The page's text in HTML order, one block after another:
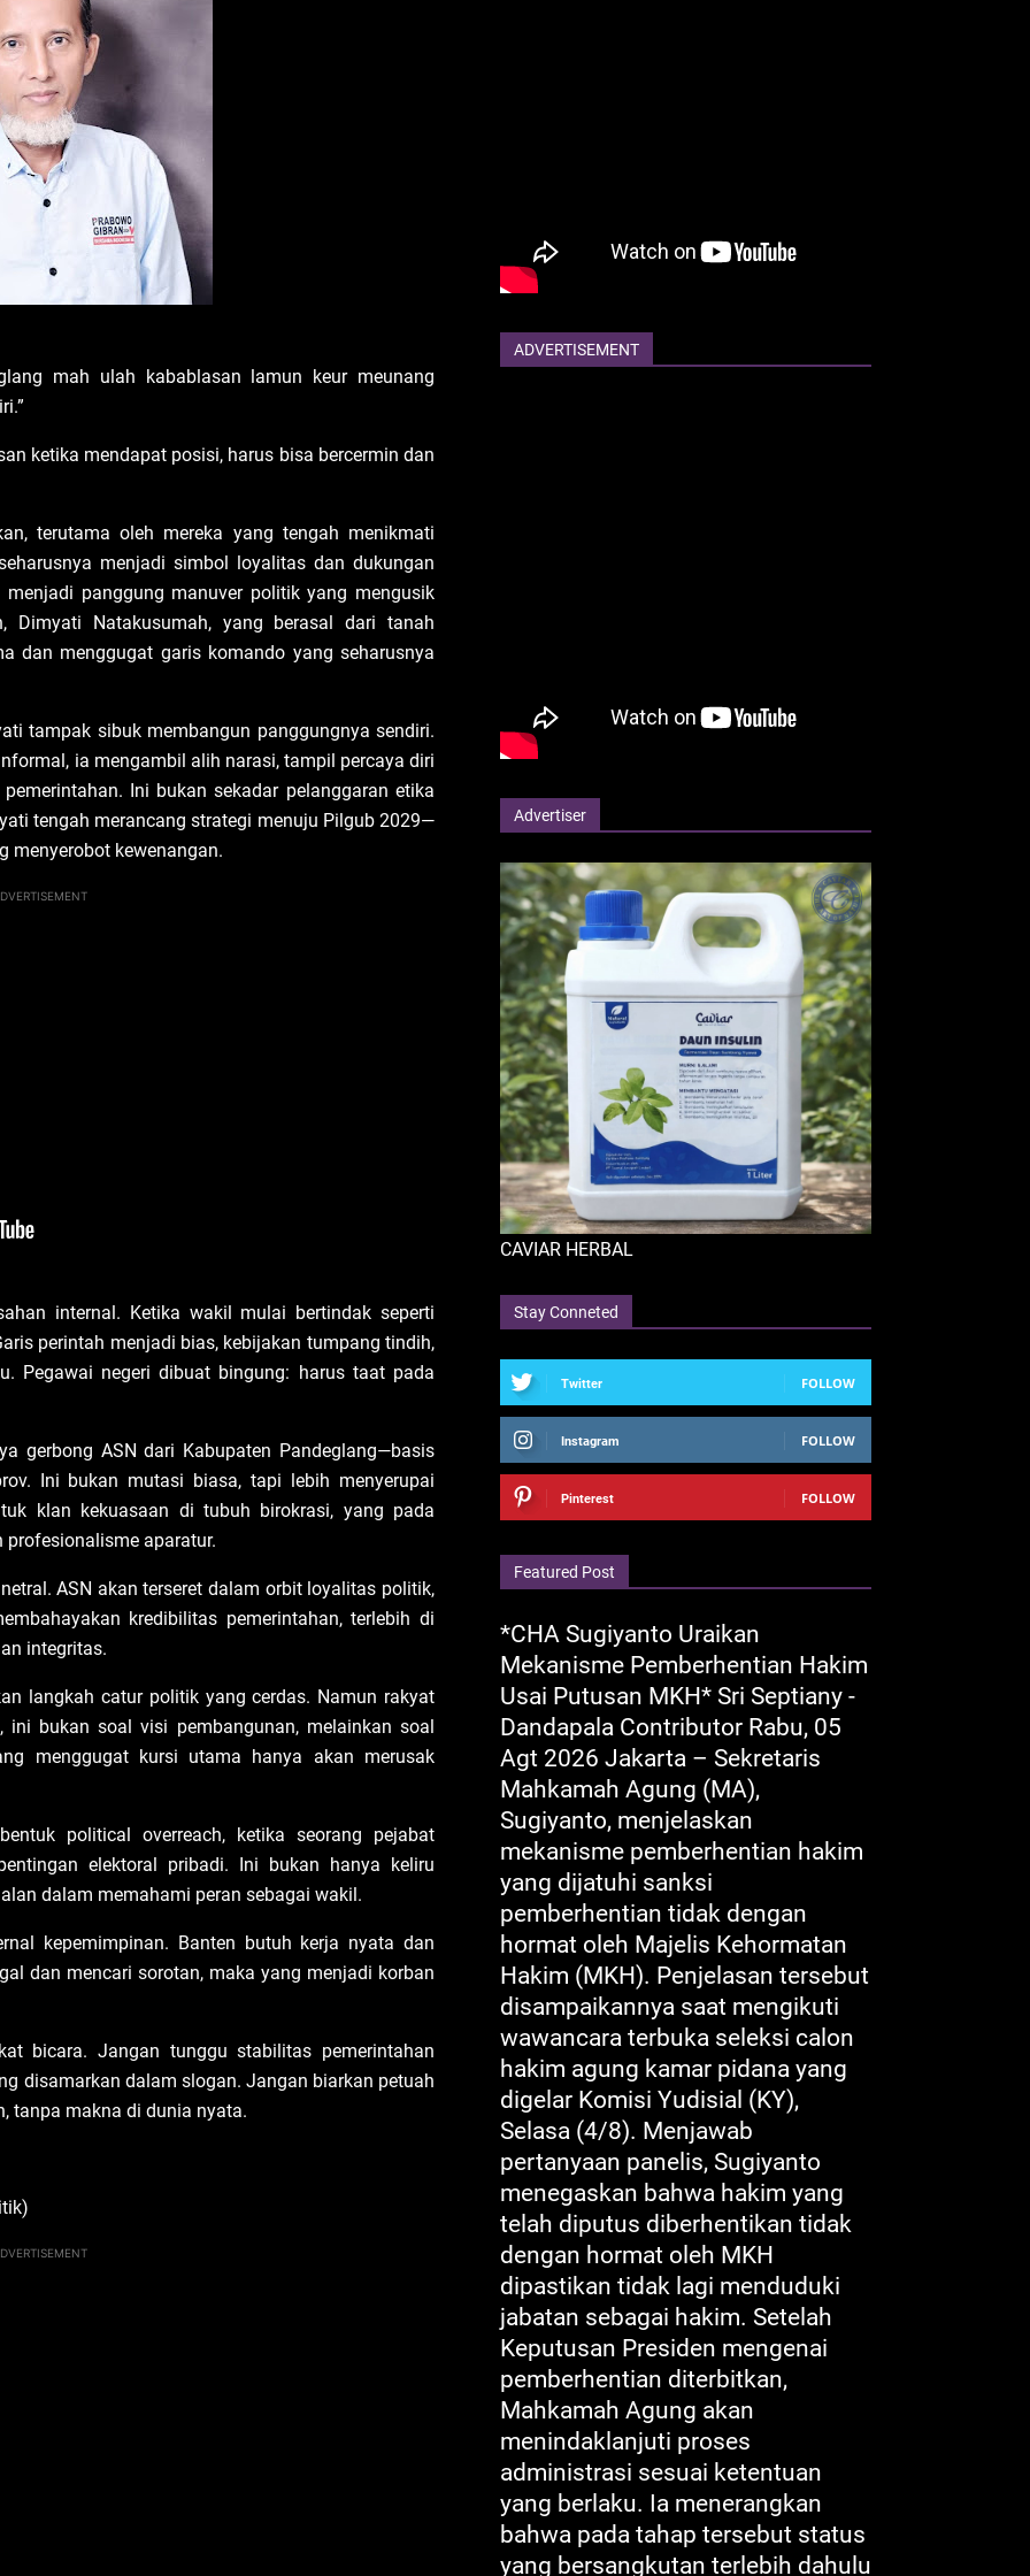
mah ulah kabablasan lamun keur meunang
ketika mendapat posisi, harus bisa bercermin dan
terutama oleh mereka yang tengah menikmati
menjadi simbol loyalitas dan dukungan
panggung manuver politik yang mengusik
Dimyati Natakusumah, yang berasal dari tanah
dan menggugat garis komando yang seharusnya
tampak sibuk membangun panggungnya sendiri.
ia mengambil alih narasi, tampil percaya diri
Ini bukan sekadar pelanggaran etika
tengah merancang strategi menuju Pilgub 2029—
menyerobot kewenangan.
internal. Ketika wakil mulai bertindak seperti
perintah menjadi bias, kebijakan tumpang tindih,
Pegawai negeri dibuat bingung: harus taat pada
gerbong ASN dari Kabupaten Pandeglang—basis
Ini bukan mutasi biasa, tapi lebih menyerupai
klan kekuasaan di tubuh birokrasi, yang pada
aparatur.
ASN akan terseret dalam orbit loyalitas politik,
kredibilitas pemerintahan, terlebih di
integritas.
langkah catur politik yang cerdas. Namun rakyat
bukan soal visi pembangunan, melainkan soal
menggugat kursi utama hanya akan merusak
political overreach, ketika seorang pejabat
elektoral pribadi. Ini bukan hanya keliru
dalam memahami peran sebagai wakil.
kepemimpinan. Banten butuh kerja nyata dan
dan mencari sorotan, maka yang menjadi korban
bicara. Jangan tunggu stabilitas pemerintahan
disamarkan dalam slogan. Jangan biarkan petuah
tanpa makna di dunia nyata.
ADVERTISEMENT
Advertiser
CAVIAR HERBAL
Stay Conneted
Twitter FOLLOW
Instagram FOLLOW
Pinterest FOLLOW
Featured Post
*CHA Sugiyanto Uraikan
Mekanisme Pemberhentian Hakim
Usai Putusan MKH* Sri Septiany -
Dandapala Contributor Rabu, 05
Agt 2026 Jakarta – Sekretaris
Mahkamah Agung (MA),
Sugiyanto, menjelaskan
mekanisme pemberhentian hakim
yang dijatuhi sanksi
pemberhentian tidak dengan
hormat oleh Majelis Kehormatan
Hakim (MKH). Penjelasan tersebut
disampaikannya saat mengikuti
wawancara terbuka seleksi calon
hakim agung kamar pidana yang
digelar Komisi Yudisial (KY),
Selasa (4/8). Menjawab
pertanyaan panelis, Sugiyanto
menegaskan bahwa hakim yang
telah diputus diberhentikan tidak
dengan hormat oleh MKH
dipastikan tidak lagi menduduki
jabatan sebagai hakim. Setelah
Keputusan Presiden mengenai
pemberhentian diterbitkan,
Mahkamah Agung akan
menindaklanjuti proses
administrasi sesuai ketentuan
yang berlaku. Ia menerangkan
bahwa pada tahap tersebut status
yang bersangkutan terlebih dahulu